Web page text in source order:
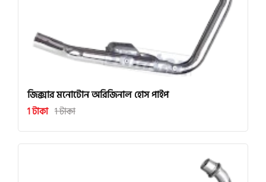
জিক্সার মনোটোন অরিজিনাল হোস পাইপ
1 টাকা 1 টাকা